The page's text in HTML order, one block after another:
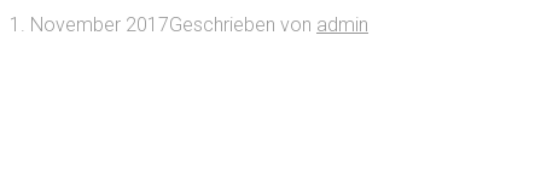
1. November 2017Geschrieben von admin